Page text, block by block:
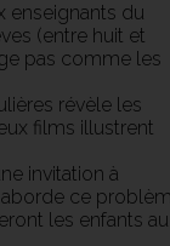
enseignants du
(entre huit et
pas comme les
révèle les
films illustrent
invitation à
aborde ce
les enfants au